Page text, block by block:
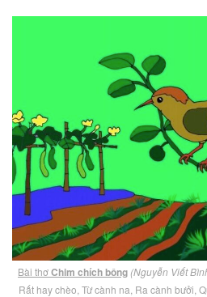
Bài thơChim chích bông (Nguyễn Viết
Rất hay chèo, Từ cành na, Ra cành bưởi,